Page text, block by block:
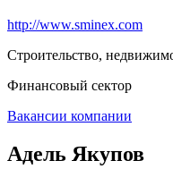
http://www.sminex.com
Строительство,
Финансовый сектор
Вакансии компании
Адель Якупов